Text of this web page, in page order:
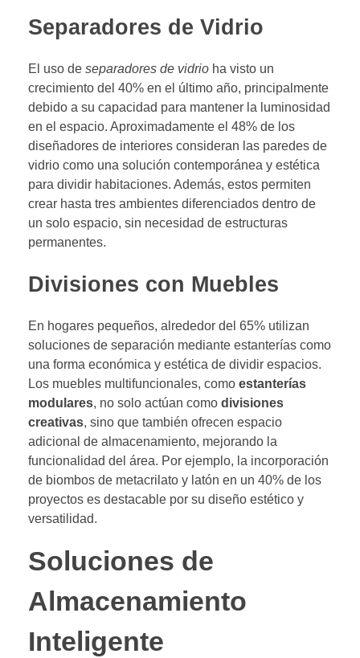
Separadores de Vidrio
El uso de separadores de vidrio ha visto un
crecimiento del 40% en el último año, principalmente
debido a su capacidad para mantener la luminosidad
en el espacio. Aproximadamente el 48% de los
diseñadores de interiores consideran las paredes de
vidrio como una solución contemporánea y estética
para dividir habitaciones. Además, estos permiten
crear hasta tres ambientes diferenciados dentro de
un solo espacio, sin necesidad de estructuras
permanentes.
Divisiones con Muebles
En hogares pequeños, alrededor del 65% utilizan
soluciones de separación mediante estanterías como
una forma económica y estética de dividir espacios.
Los muebles multifuncionales, como estanterías
modulares, no solo actúan como divisiones
creativas, sino que también ofrecen espacio
adicional de almacenamiento, mejorando la
funcionalidad del área. Por ejemplo, la incorporación
de biombos de metacrilato y latón en un 40% de los
proyectos es destacable por su diseño estético y
versatilidad.
Soluciones de
Almacenamiento
Inteligente